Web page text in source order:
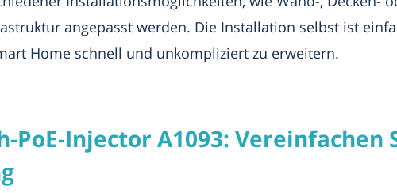
angepasst werden. Die Installation selbst ist
Home schnell und unkompliziert zu erweitern.
PoE-Injector A1093: Vereinfachen